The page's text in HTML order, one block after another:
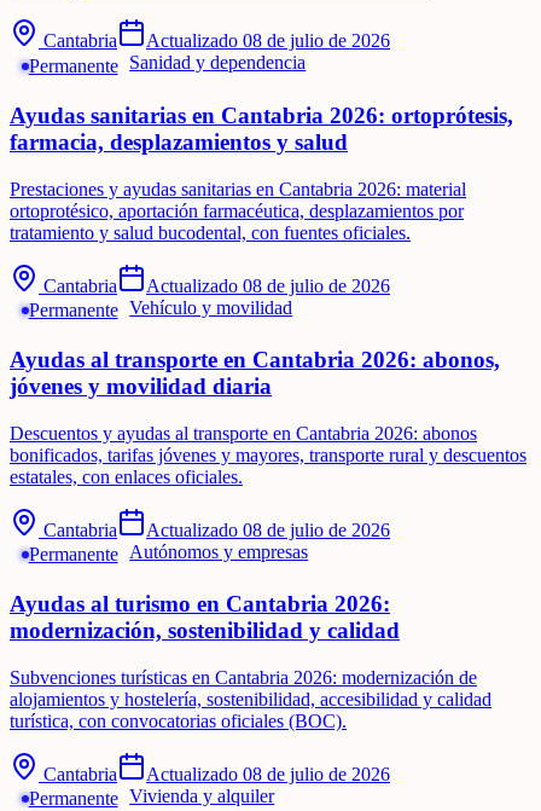
Cantabria Actualizado 08 de julio de 2026
Permanente
Sanidad y dependencia
Ayudas sanitarias en Cantabria 2026: ortoprótesis,
farmacia, desplazamientos y salud
Prestaciones y ayudas sanitarias en Cantabria 2026: material
ortoprotésico, aportación farmacéutica, desplazamientos por
tratamiento y salud bucodental, con fuentes oficiales.
Cantabria Actualizado 08 de julio de 2026
Permanente Vehículo y movilidad
Ayudas al transporte en Cantabria 2026: abonos,
jóvenes y movilidad diaria
Descuentos y ayudas al transporte en Cantabria 2026: abonos
bonificados, tarifas jóvenes y mayores, transporte rural y descuentos
estatales, con enlaces oficiales.
Cantabria Actualizado 08 de julio de 2026
Permanente
Autónomos y empresas
Ayudas al turismo en Cantabria 2026:
modernización, sostenibilidad y calidad
Subvenciones turísticas en Cantabria 2026: modernización de
alojamientos y hostelería, sostenibilidad, accesibilidad y calidad
turística, con convocatorias oficiales (BOC).
Cantabria Actualizado 08 de julio de 2026
Permanente Vivienda y alquiler